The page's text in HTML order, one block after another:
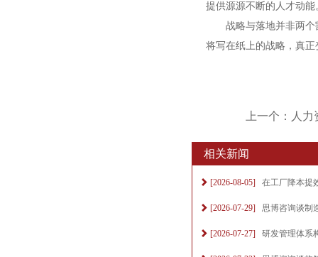
提供源源不断的人才动能
战略与落地并非两个割
将写在纸上的战略，真
上一个：人
相关新闻
[2026-08-05] 在工厂降本提
[2026-07-29] 思博咨询谈制
[2026-07-27] 研发管理体系